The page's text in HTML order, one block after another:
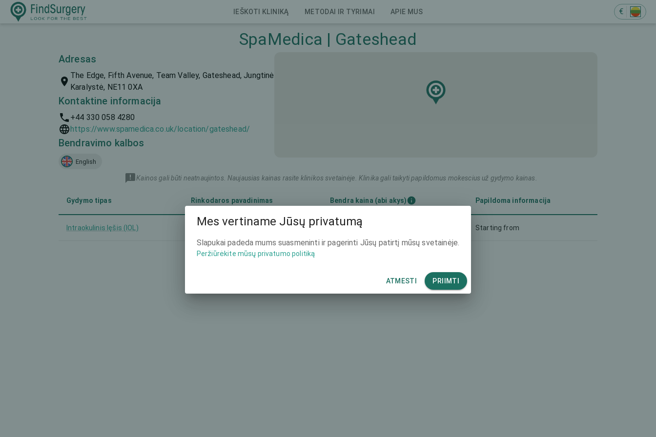
IEŠKOTI KLINIKĄ METODAI IR TYRIMAI APIE MUS €
SpaMedica | Gateshead
Adresas
The Edge, Fifth Avenue, Team Valley, Gateshead, Jungtinė
Karalystė, NE11 0XA
Kontaktine informacija
+44 330 058 4280
https://www.spamedica.co.uk/location/gateshead/
Bendravimo kalbos
English
Kainos gali būti neatnaujintos. Naujausias kainas rasite klinikos svetainėje. Klinika gali taikyti papildomus mokescius už gydymo kainas.
Gydymo tipas Rinkodaros pavadinimas Bendra kaina (abi akys) Papildoma informacija
Intraokulinis lęšis (IOL) 4668 € Starting from
Mes vertiname Jūsų privatumą
Slapukai padeda mums suasmeninti ir pagerinti Jūsų patirtį mūsų svetainėje.
Peržiūrėkite mūsų privatumo politiką
ATMESTI PRIIMTI